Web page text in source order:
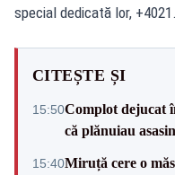
special dedicată lor,
CITEȘTE ȘI
15:50Complot dejucat
că plănuiau
15:40Miruță cere o